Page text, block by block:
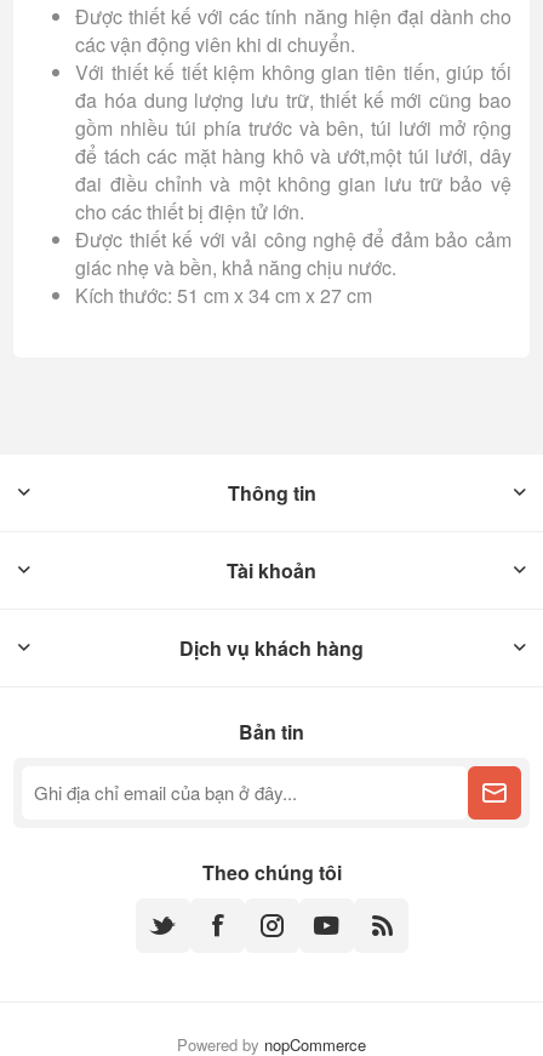
Được thiết kế với các tính năng hiện đại dành cho
các vận động viên khi di chuyển.
Với thiết kế tiết kiệm không gian tiên tiến, giúp tối
đa hóa dung lượng lưu trữ, thiết kế mới cũng bao
gồm nhiều túi phía trước và bên, túi lưới mở rộng
để tách các mặt hàng khô và ướt,một túi lưới, dây
đai điều chỉnh và một không gian lưu trữ bảo vệ
cho các thiết bị điện tử lớn.
Được thiết kế với vải công nghệ để đảm bảo cảm
giác nhẹ và bền, khả năng chịu nước.
Kích thước: 51 cm x 34 cm x 27 cm
Thông tin
Tài khoản
Dịch vụ khách hàng
Bản tin
Theo chúng tôi
Powered by nopCommerce